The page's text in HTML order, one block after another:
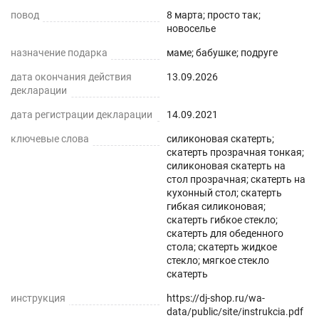
производства используется экологически
водонепроницаемости, нескользкости,
термостойкости (максимум до 70°С).
Легко мыть и протирать
Защита поверхности стола от отпечатков
пальцев, пыли, грязи и пятен жира.
Не скрывает натуральный цвет вашего стола
Звукопоглощение
повод
8 марта; просто так;
новоселье
назначение подарка маме; бабушке; подруге
дата окончания действия
декларации
13.09.2026
дата регистрации декларации 14.09.2021
ключевые слова
силиконовая скатерть;
скатерть прозрачная тонкая;
силиконовая скатерть на
стол прозрачная; скатерть на
кухонный стол; скатерть
гибкая силиконовая;
скатерть гибкое стекло;
скатерть для обеденного
стола; скатерть жидкое
стекло; мягкое стекло
скатерть
инструкция
https://dj-shop.ru/wa-
data/public/site/instrukcia.pdf